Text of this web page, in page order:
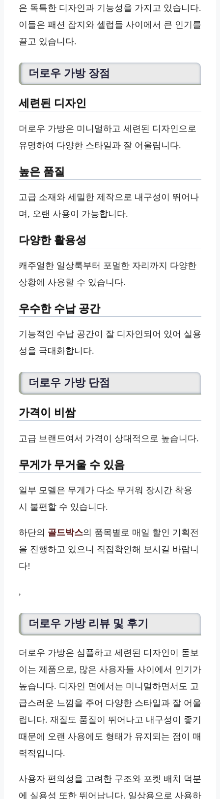
은 독특한 디자인과 기능성을 가지고 있습니다.
이들은 패션 잡지와 셀럽들 사이에서 큰 인기를
끌고 있습니다.
더로우 가방 장점
세련된 디자인
더로우 가방은 미니멀하고 세련된 디자인으로
유명하여 다양한 스타일과 잘 어울립니다.
높은 품질
고급 소재와 세밀한 제작으로 내구성이 뛰어나
며, 오랜 사용이 가능합니다.
다양한 활용성
캐주얼한 일상룩부터 포멀한 자리까지 다양한
상황에 사용할 수 있습니다.
우수한 수납 공간
기능적인 수납 공간이 잘 디자인되어 있어 실용
성을 극대화합니다.
더로우 가방 단점
가격이 비쌈
고급 브랜드여서 가격이 상대적으로 높습니다.
무게가 무거울 수 있음
일부 모델은 무게가 다소 무거워 장시간 착용
시 불편할 수 있습니다.
하단의 골드박스의 품목별로 매일 할인 기획전
을 진행하고 있으니 직접확인해 보시길 바랍니
다!
,
더로우 가방 리뷰 및 후기
더로우 가방은 심플하고 세련된 디자인이 돋보
이는 제품으로, 많은 사용자들 사이에서 인기가
높습니다. 디자인 면에서는 미니멀하면서도 고
급스러운 느낌을 주어 다양한 스타일과 잘 어울
립니다. 재질도 품질이 뛰어나고 내구성이 좋기
때문에 오랜 사용에도 형태가 유지되는 점이 매
력적입니다.
사용자 편의성을 고려한 구조와 포켓 배치 덕분
에 실용성 또한 뛰어납니다. 일상용으로 사용하